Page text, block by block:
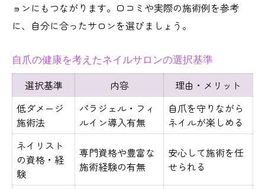
ョンにもつながります。口コミや実際の施術例を参考
に、自分に合ったサロンを選びましょう。
自爪の健康を考えたネイルサロンの選択基準
選択基準 内容
理由・メリット
低ダメージ
施術法
パラジェル・フィ
ルイン導入有無
自爪を守りながら
ネイルが楽しめる
ネイリスト
の資格・経
験
専門資格や豊富な
施術経験の有無
安心して施術を任
せられる